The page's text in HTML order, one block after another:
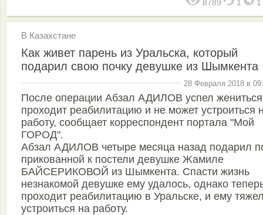
8789 1 1
В Казахстане
Как живет парень из Уральска, который
подарил свою почку девушке из Шымкента
28 Февраля 2018 в
После операции Абзал АДИЛОВ успел
проходит реабилитацию и не может устроиться
работу, сообщает корреспондент портала "Мой
ГОРОД".
Абзал АДИЛОВ четыре месяца назад подарил
прикованной к постели девушке Жамиле
БАЙСЕРИКОВОЙ из Шымкента. Спасти жизнь
незнакомой девушке ему удалось, однако
проходит реабилитацию в Уральске, и ему
устроиться на работу.